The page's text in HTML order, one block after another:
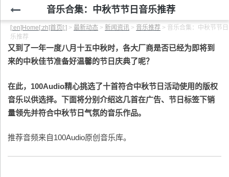
音乐合集：中秋节节日音乐推荐
[:en]Home[:zh]首页[:] > 最新动态 > 新闻资讯 > 音乐推荐 > 音乐合集：中秋节节
乐推荐
又到了一年一度八月十五中秋时，各大厂商是否已经为即将到
来的中秋佳节准备好温馨的节日庆典了呢？
在此，100Audio精心挑选了十首符合中秋节日活动使用的版权
音乐以供选择。下面将分别介绍这几首在广告、节日标签下销
量领先并符合中秋节日气氛的音乐作品。
推荐音频来自100Audio原创音乐库。